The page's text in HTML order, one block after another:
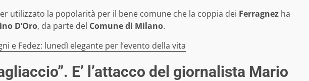
utilizzato la popolarità per il bene comune che la coppia dei Ferragnez ha
D’Oro, da parte del Comune di Milano.
e Fedez: lunedì elegante per l’evento della vita
E’ l’attacco del giornalista Mario